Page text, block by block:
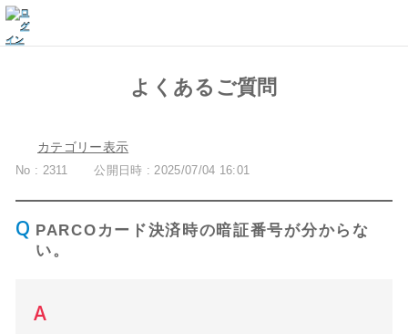
よくあるご質問
カテゴリー表示
No : 2311 公開日時 : 2025/07/04 16:01
PARCOカード決済時の暗証番号が分からな
い。